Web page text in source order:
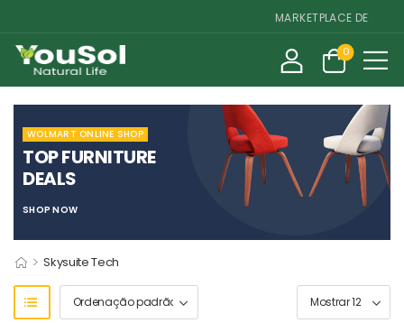
MARKETPLACE DE
0
WOLMART ONLINE SHOP
TOP FURNITURE
DEALS
SHOP NOW
> Skysuite Tech